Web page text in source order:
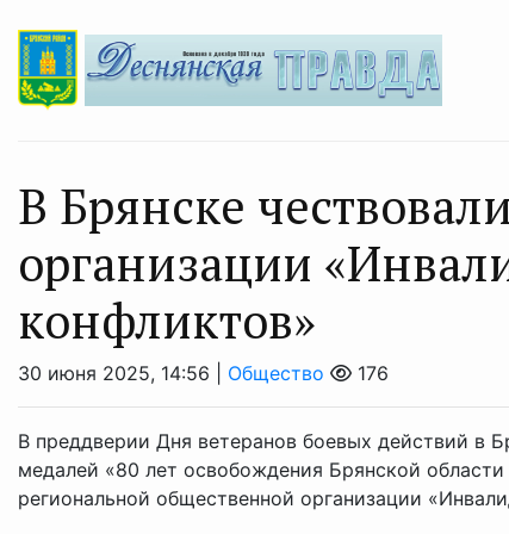
В Брянске
организации
конфликтов»
30 июня 2025, 14:56 | Общество 176
В преддверии Дня ветеранов боевых действий в
медалей «80 лет освобождения Брянской
региональной общественной организации